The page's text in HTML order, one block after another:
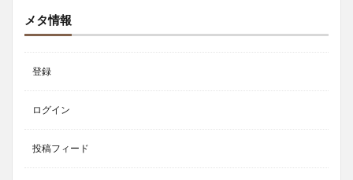
メタ情報
登録
ログイン
投稿フィード